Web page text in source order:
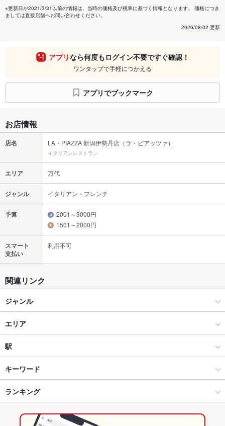
※更新日が2021/3/31以前の情報は、当時の価格及び税率に基づく情報となります。 価格につき
ましては直接店舗へお問い合わせください。
2026/08/02 更新
アプリなら何度もログイン不要ですぐ確認！
ワンタップで手軽につかえる
アプリでブックマーク
お店情報
店名 LA・PIAZZA 新潟伊勢丹店（ラ・ピアッツァ）
イタリアンレストラン
エリア 万代
ジャンル イタリアン・フレンチ
予算
2001～3000円
1501～2000円
スマート
支払い
利用不可
関連リンク
ジャンル
イタリアン・フレンチ
イタリアン
新潟駅・万代・古町周辺 × イタリアン・フレンチ
新潟駅・万代・古町周辺 × イタリアン
新潟駅 × イタリアン・フレンチ
エリア
万代
万代 × イタリアン・フレンチ
万代 × イタリアン
万代 × 各国料理
駅
新潟駅
キーワード
エビ料理
ボロネーゼ ペスカトーレ ピザ
ランキング
新潟のグルメランキング